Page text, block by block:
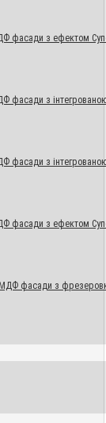
фасади з ефектом
фасади з
фасади з
фасади з ефектом
МДФ фасади з